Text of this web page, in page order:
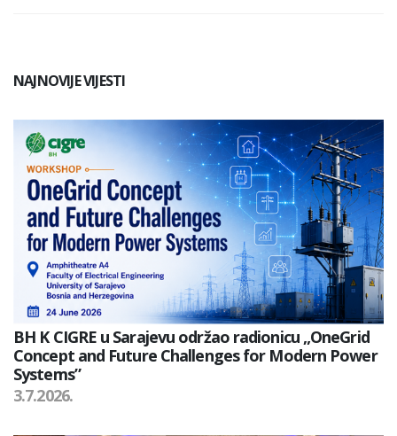
NAJNOVIJE VIJESTI
BH K CIGRE u Sarajevu održao radionicu „OneGrid
Concept and Future Challenges for Modern Power
Systems”
3.7.2026.